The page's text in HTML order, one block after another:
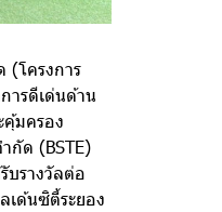
โครงการ
ารดีเด่นด้าน
คุ้มครอง
กัด (BSTE)
บรางวัลต่อ
เด้นซิตี้ระยอง